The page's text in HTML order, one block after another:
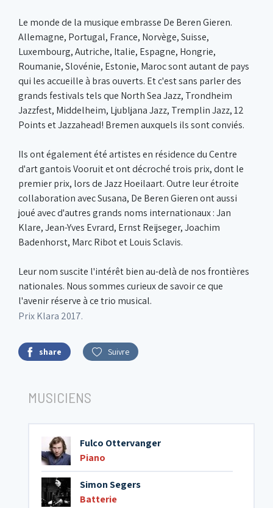
Le monde de la musique embrasse De Beren Gieren.
Allemagne, Portugal, France, Norvège, Suisse,
Luxembourg, Autriche, Italie, Espagne, Hongrie,
Roumanie, Slovénie, Estonie, Maroc sont autant de pays
qui les accueille à bras ouverts. Et c'est sans parler des
grands festivals tels que North Sea Jazz, Trondheim
Jazzfest, Middelheim, Ljubljana Jazz, Tremplin Jazz, 12
Points et Jazzahead! Bremen auxquels ils sont conviés.
Ils ont également été artistes en résidence du Centre
d'art gantois Vooruit et ont décroché trois prix, dont le
premier prix, lors de Jazz Hoeilaart. Outre leur étroite
collaboration avec Susana, De Beren Gieren ont aussi
joué avec d'autres grands noms internationaux : Jan
Klare, Jean-Yves Evrard, Ernst Reijseger, Joachim
Badenhorst, Marc Ribot et Louis Sclavis.
Leur nom suscite l'intérêt bien au-delà de nos frontières
nationales. Nous sommes curieux de savoir ce que
l'avenir réserve à ce trio musical.
Prix Klara 2017.
share Suivre
MUSICIENS
Fulco Ottervanger
Piano
Simon Segers
Batterie